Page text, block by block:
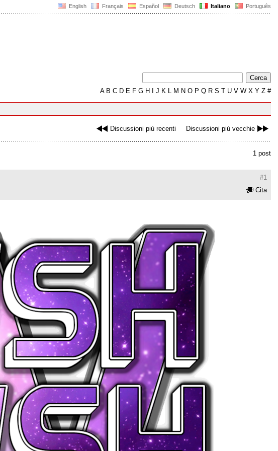
English Français Español Deutsch Italiano Português
AB C D E F G H J K L M N O P Q R S T U V W X Y Z #
Discussioni più recenti Discussioni più vecchie
1 post
#1
Cita